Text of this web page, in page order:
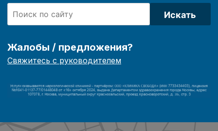
Искать
Жалобы / предложения?
Свяжитесь с руководителем